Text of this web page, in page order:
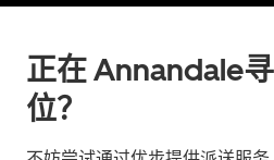
正在 Annandale
位？